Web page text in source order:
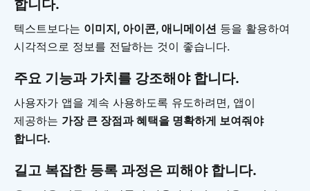
합니다.
텍스트보다는 이미지, 아이콘, 애니메이션 등을 활용하여
시각적으로 정보를 전달하는 것이 좋습니다.
주요 기능과 가치를 강조해야 합니다.
사용자가 앱을 계속 사용하도록 유도하려면, 앱이
제공하는 가장 큰 장점과 혜택을 명확하게 보여줘야
합니다.
길고 복잡한 등록 과정은 피해야 합니다.